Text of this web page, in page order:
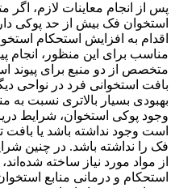
پس از انجام معاینات لازم،
استخوان فک بیش از حد پوکی
اقدام به افزایش استحکام
مناسب برای این منظور، انجام
متخصص از دو منبع برای پیوند
بافت استخوانی فرد در نواحی
بهبودی بسیار بالاتری نسبت به
وجود پوکی استخوان، شرایط
است وجود نداشته باشد یا بافت
فک را نداشته باشد. در چنین
از مواد مورد نیاز ساخته
استحکام و درمانی منابع